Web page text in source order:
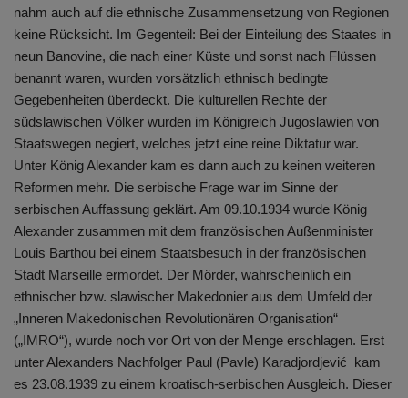
nahm auch auf die ethnische Zusammensetzung von Regionen
keine Rücksicht. Im Gegenteil: Bei der Einteilung des Staates in
neun Banovine, die nach einer Küste und sonst nach Flüssen
benannt waren, wurden vorsätzlich ethnisch bedingte
Gegebenheiten überdeckt. Die kulturellen Rechte der
südslawischen Völker wurden im Königreich Jugoslawien von
Staatswegen negiert, welches jetzt eine reine Diktatur war.
Unter König Alexander kam es dann auch zu keinen weiteren
Reformen mehr. Die serbische Frage war im Sinne der
serbischen Auffassung geklärt. Am 09.10.1934 wurde König
Alexander zusammen mit dem französischen Außenminister
Louis Barthou bei einem Staatsbesuch in der französischen
Stadt Marseille ermordet. Der Mörder, wahrscheinlich ein
ethnischer bzw. slawischer Makedonier aus dem Umfeld der
„Inneren Makedonischen Revolutionären Organisation“
(„IMRO“), wurde noch vor Ort von der Menge erschlagen. Erst
unter Alexanders Nachfolger Paul (Pavle) Karadjordjević kam
es 23.08.1939 zu einem kroatisch-serbischen Ausgleich. Dieser